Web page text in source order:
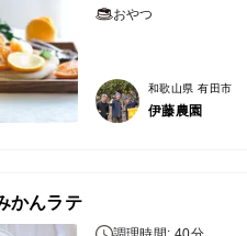
おやつ
和歌山県 有田市
伊藤農園
かんラテ